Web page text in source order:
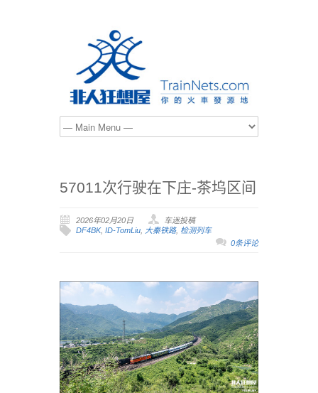
57011次行驶在下庄-茶坞区间
2026年02月20日
车迷投稿
DF4BK, ID-TomLiu, 大秦铁路, 检测列车
0条评论